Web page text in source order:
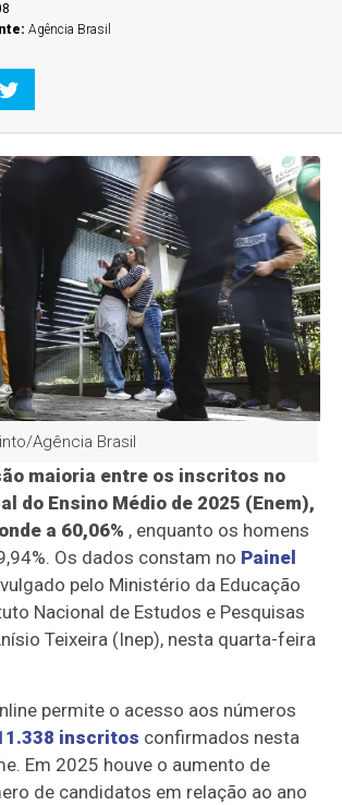
Agência Brasil
Agência Brasil
maioria entre os inscritos no
do Ensino Médio de 2025 (Enem),
a 60,06% , enquanto os homens
Os dados constam no Painel
pelo Ministério da Educação
Nacional de Estudos e Pesquisas
Teixeira (Inep), nesta quarta-feira
permite o acesso aos números
inscritos confirmados nesta
Em 2025 houve o aumento de
de candidatos em relação ao ano